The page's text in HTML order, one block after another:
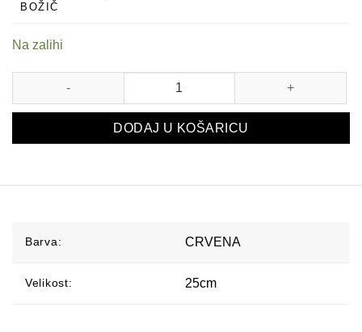
BOŽIČ
Na zalihi
OKRASNE KROGLICE NA ŽICI IZ MATIRANEGA
DODAJ U KOŠARICU
Barva: CRVENA
Velikost: 25cm